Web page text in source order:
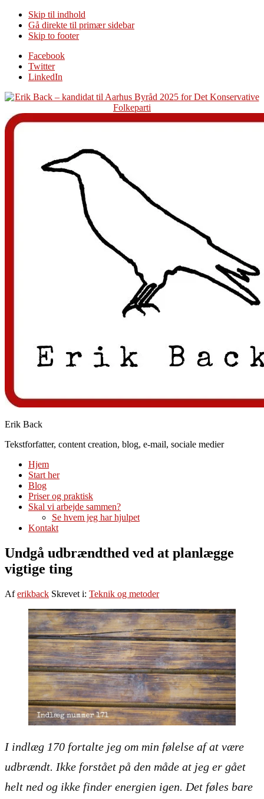
Skip til indhold
Gå direkte til primær sidebar
Skip to footer
Additional
menu
Facebook
Twitter
LinkedIn
Erik Back
Tekstforfatter, content creation, blog, e-mail, sociale medier
Hjem
Start her
Blog
Priser og praktisk
Skal vi arbejde sammen?
Se hvem jeg har hjulpet
Kontakt
Undgå udbrændthed ved at planlægge
vigtige ting
Aferikback Skrevet i: Teknik og metoder
I indlæg 170 fortalte jeg om min følelse af at være
udbrændt. Ikke forstået på den måde at jeg er gået
helt ned og ikke finder energien igen. Det føles bare